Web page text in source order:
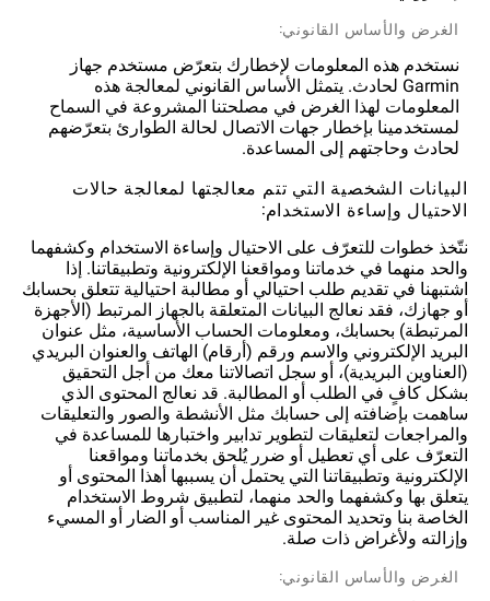
الغرض والأساس القانوني:
نستخدم هذه المعلومات لإخطارك بتعرّض مستخدم جهاز
Garmin لحادث. يتمثل الأساس القانوني لمعالجة هذه
المعلومات لهذا الغرض في مصلحتنا المشروعة في السماح
لمستخدمينا بإخطار جهات الاتصال لحالة الطوارئ بتعرّضهم
لحادث وحاجتهم إلى المساعدة.
البيانات الشخصية التي تتم معالجتها لمعالجة حالات
الاحتيال وإساءة الاستخدام:
نتّخذ خطوات للتعرّف على الاحتيال وإساءة الاستخدام وكشفهما
والحد منهما في خدماتنا ومواقعنا الإلكترونية وتطبيقاتنا. إذا
اشتبهنا في تقديم طلب احتيالي أو مطالبة احتيالية تتعلق بحسابك
أو جهازك، فقد نعالج البيانات المتعلقة بالجهاز المرتبط (الأجهزة
المرتبطة) بحسابك، ومعلومات الحساب الأساسية، مثل عنوان
البريد الإلكتروني والاسم ورقم (أرقام) الهاتف والعنوان البريدي
(العناوين البريدية)، أو سجل اتصالاتنا معك من أجل التحقيق
بشكل كافٍ في الطلب أو المطالبة. قد نعالج المحتوى الذي
ساهمت بإضافته إلى حسابك مثل الأنشطة والصور والتعليقات
والمراجعات لتعليقات لتطوير تدابير واختبارها للمساعدة في
التعرّف على أي تعطيل أو ضرر يُلحق بخدماتنا ومواقعنا
الإلكترونية وتطبيقاتنا التي يحتمل أن يسببها أهذا المحتوى أو
يتعلق بها وكشفهما والحد منهما، لتطبيق شروط الاستخدام
الخاصة بنا وتحديد المحتوى غير المناسب أو الضار أو المسيء
وإزالته ولأغراض ذات صلة.
الغرض والأساس القانوني: